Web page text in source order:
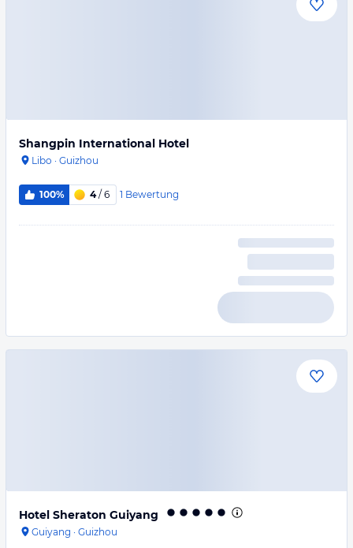
Shangpin International Hotel
Libo · Guizhou
100% 4/ 6 1 Bewertung
Hotel Sheraton Guiyang
Guiyang · Guizhou